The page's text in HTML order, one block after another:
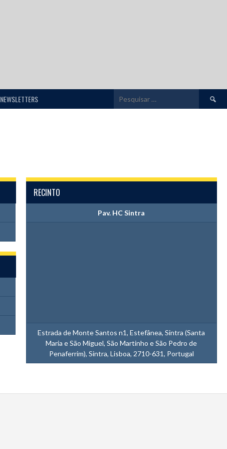
NEWSLETTERS
por:
RECINTO
Pav. HC Sintra
Estrada de Monte Santos n1, Estefânea, Sintra (Santa
Maria e São Miguel, São Martinho e São Pedro de
Penaferrim), Sintra, Lisboa, 2710-631, Portugal